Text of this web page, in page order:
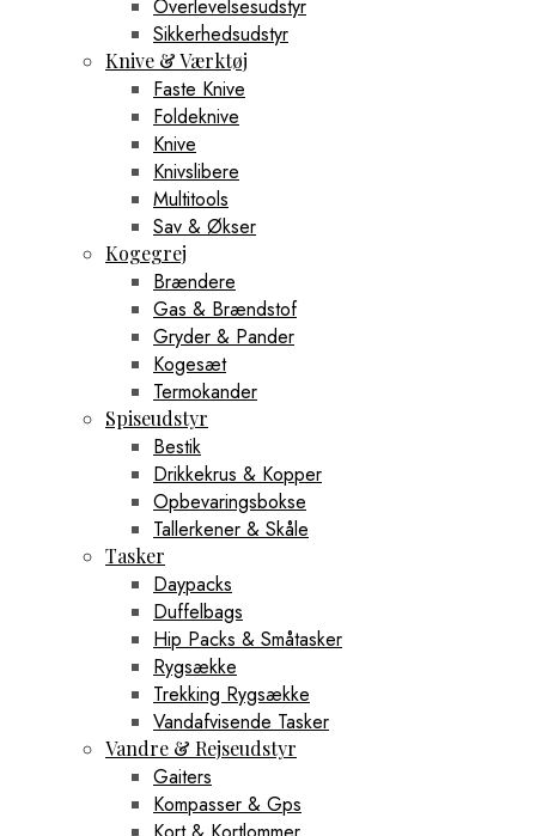
Overlevelsesudstyr
Sikkerhedsudstyr
Knive & Værktøj
Faste Knive
Foldeknive
Knive
Knivslibere
Multitools
Sav & Økser
Kogegrej
Brændere
Gas & Brændstof
Gryder & Pander
Kogesæt
Termokander
Spiseudstyr
Bestik
Drikkekrus & Kopper
Opbevaringsbokse
Tallerkener & Skåle
Tasker
Daypacks
Duffelbags
Hip Packs & Småtasker
Rygsække
Trekking Rygsække
Vandafvisende Tasker
Vandre & Rejseudstyr
Gaiters
Kompasser & Gps